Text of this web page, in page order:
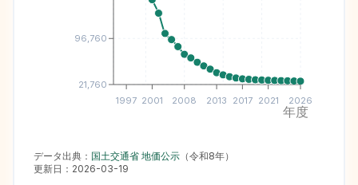
1997 2001 2008 2013 2017 2021 2026
年度
21,760
96,760
データ出典： 国土交通省 地価公示 （令和8年）
更新日： 2026-03-19